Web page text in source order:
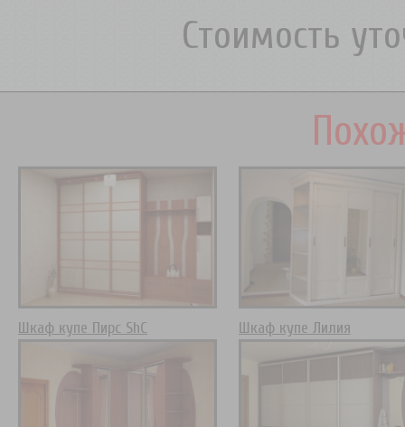
Стоимость
Шкаф купе Пирс ShC Шкаф купе Лилия